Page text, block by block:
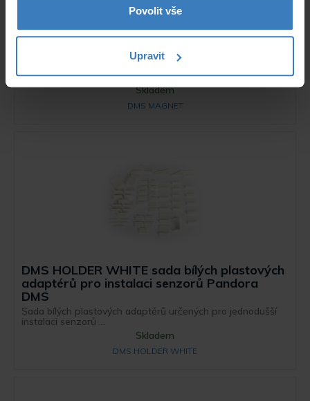
Povolit vše
Upravit
DMS MAGNET extra silný magnet pro
instalaci senzorů Pandora DMS 100/ 101
Extra silný magnetický komponent pro jednodušší montáž
bezdrátových DMS senzorů Pandora.
Skladem
DMS MAGNET
DMS HOLDER WHITE sada bílých plastových
adaptérů pro instalaci senzorů Pandora
DMS
Sada bílých plastových adaptérů určených pro jednodušší
instalaci senzorů ...
Skladem
DMS HOLDER WHITE